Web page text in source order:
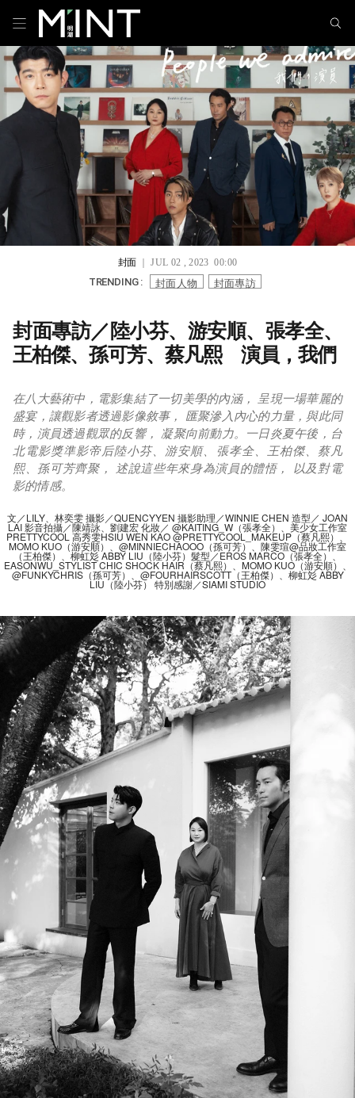
封面｜ JUL 02 , 2023 00:00
TRENDING : 封面人物 封面專訪
封面專訪／陸小芬、游安順、張孝全、
王柏傑、孫可芳、蔡凡熙 演員，我們
在八大藝術中，電影集結了一切美學的內涵， 呈現一場華麗的
盛宴，讓觀影者透過影像敘事， 匯聚滲入內心的力量，與此同
時，演員透過觀眾的反響， 凝聚向前動力。一日炎夏午後，台
北電影獎準影帝后陸小芬、游安順、張孝全、王柏傑、蔡凡
熙、孫可芳齊聚， 述說這些年來身為演員的體悟， 以及對電
影的情感。
文／LILY、林奕雯 攝影／QUENCYYEN 攝影助理／WINNIE CHEN 造型／ JOAN
LAI 影音拍攝／陳靖詠、劉建宏 化妝／ @KAITING_W（張孝全）、美少女工作室
PRETTYCOOL 高秀雯HSIU WEN KAO @PRETTYCOOL_MAKEUP（蔡凡熙）、
MOMO KUO（游安順）、@MINNIECHAOOO（孫可芳）、陳雯瑄@品妝工作室
（王柏傑）、柳虹彣 ABBY LIU（陸小芬）髮型／EROS MARCO（張孝全）、
EASONWU_STYLIST CHIC SHOCK HAIR（蔡凡熙）、MOMO KUO（游安順）、
@FUNKYCHRIS（孫可芳）、@FOURHAIRSCOTT（王柏傑）、柳虹彣 ABBY
LIU（陸小芬） 特別感謝／SIAMI STUDIO